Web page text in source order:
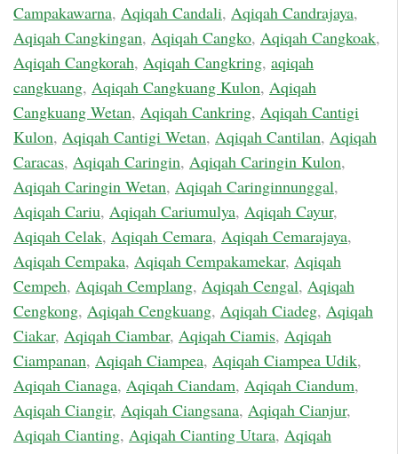
Campakawarna, Aqiqah Candali, Aqiqah Candrajaya,
Aqiqah Cangkingan, Aqiqah Cangko, Aqiqah Cangkoak,
Aqiqah Cangkorah, Aqiqah Cangkring, aqiqah
cangkuang, Aqiqah Cangkuang Kulon, Aqiqah
Cangkuang Wetan, Aqiqah Cankring, Aqiqah Cantigi
Kulon, Aqiqah Cantigi Wetan, Aqiqah Cantilan, Aqiqah
Caracas, Aqiqah Caringin, Aqiqah Caringin Kulon,
Aqiqah Caringin Wetan, Aqiqah Caringinnunggal,
Aqiqah Cariu, Aqiqah Cariumulya, Aqiqah Cayur,
Aqiqah Celak, Aqiqah Cemara, Aqiqah Cemarajaya,
Aqiqah Cempaka, Aqiqah Cempakamekar, Aqiqah
Cempeh, Aqiqah Cemplang, Aqiqah Cengal, Aqiqah
Cengkong, Aqiqah Cengkuang, Aqiqah Ciadeg, Aqiqah
Ciakar, Aqiqah Ciambar, Aqiqah Ciamis, Aqiqah
Ciampanan, Aqiqah Ciampea, Aqiqah Ciampea Udik,
Aqiqah Cianaga, Aqiqah Ciandam, Aqiqah Ciandum,
Aqiqah Ciangir, Aqiqah Ciangsana, Aqiqah Cianjur,
Aqiqah Cianting, Aqiqah Cianting Utara, Aqiqah